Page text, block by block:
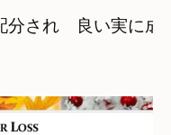
され　良い実に成